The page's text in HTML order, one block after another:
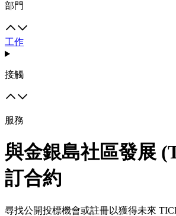
部門
工作
接觸
服務
與金銀島社區發展
訂合約
尋找公開投標機會或註冊以獲得未來